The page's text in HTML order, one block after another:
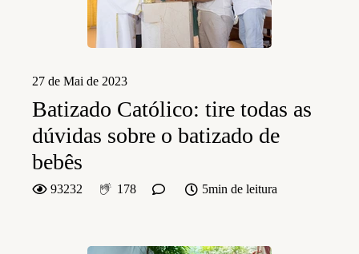
27 de Mai de 2023
Batizado Católico: tire todas as
dúvidas sobre o batizado de
bebês
93232 178 5min de leitura